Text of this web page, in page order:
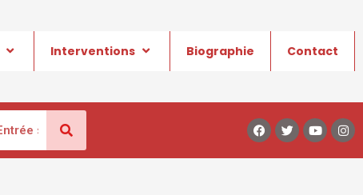
Interventions Biographie Contact